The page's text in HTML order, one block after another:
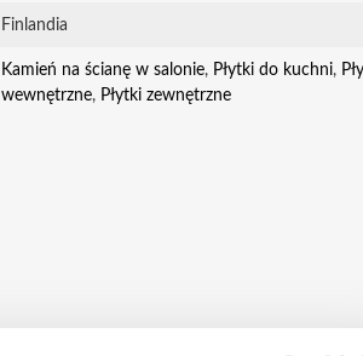
Finlandia
Kamień na ścianę w salonie, Płytki do kuchni,
wewnętrzne, Płytki zewnętrzne